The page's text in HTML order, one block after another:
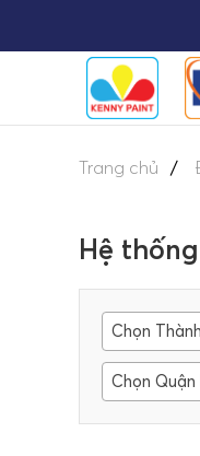
Trang chủ
Hệ
Chọn
Chọn Quận